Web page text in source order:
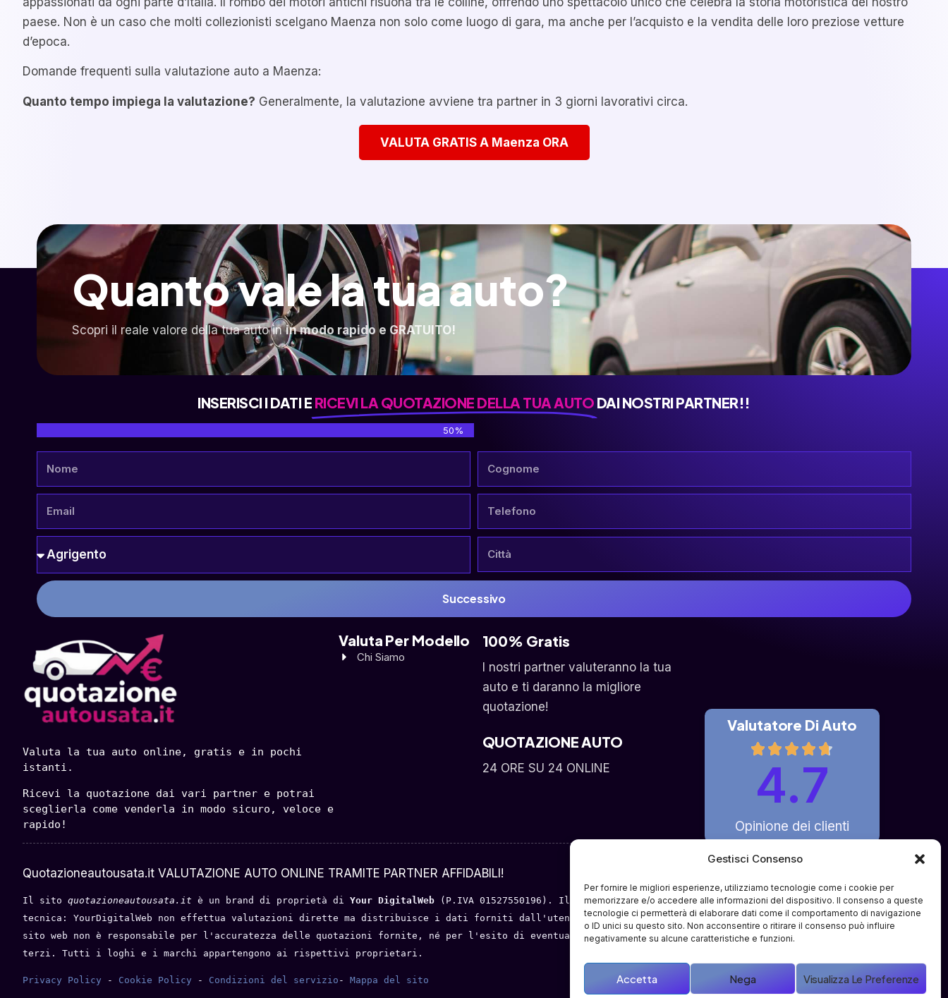
Gestisci Consenso
Per fornire le migliori esperienze, utilizziamo tecnologie come i cookie per
memorizzare e/o accedere alle informazioni del dispositivo. Il consenso a queste
tecnologie ci permetterà di elaborare dati come il comportamento di navigazione
o ID unici su questo sito. Non acconsentire o ritirare il consenso può influire
negativamente su alcune caratteristiche e funzioni.
Accetta Nega Visualizza Le Preferenze
paese. Non è un caso che molti collezionisti scelgano Maenza non solo come luogo di gara, ma anche per l’acquisto e la vendita delle loro preziose vetture
d’epoca.
Domande frequenti sulla valutazione auto a Maenza:
Quanto tempo impiega la valutazione? Generalmente, la valutazione avviene tra partner in 3 giorni lavorativi circa.
VALUTA GRATIS A Maenza ORA
Quanto vale la tua auto?
Scopri il reale valore della tua auto inin modo rapido e GRATUITO!
INSERISCI I DATI E RICEVI LA QUOTAZIONE DELLA TUA AUTO DAI NOSTRI PARTNER!!
50%
Successivo
Valuta la tua auto online, gratis e in pochi
istanti.
Ricevi la quotazione dai vari partner e potrai
sceglierla come venderla in modo sicuro, veloce e
rapido!
Valuta Per Modello
Chi Siamo
100% Gratis
I nostri partner valuteranno la tua
auto e ti daranno la migliore
quotazione!
QUOTAZIONE AUTO
24 ORE SU 24 ONLINE
Valutatore Di Auto
Opinione dei clienti
4.7
Quotazioneautousata.it VALUTAZIONE AUTO ONLINE TRAMITE PARTNER AFFIDABILI!
Il sito quotazioneautousata.it è un brand di proprietà di Your DigitalWeb
(P.IVA 01527550196). Il servizio offerto è di pura intermediazione
tecnica: YourDigitalWeb non effettua valutazioni dirette ma distribuisce i dati forniti dall'utente a portali e partner terzi specializzati. Il
sito web non è responsabile per l'accuratezza delle quotazioni fornite, né per l'esito di eventuali trattative o compravendite tra l'utente e i
terzi. Tutti i loghi e i marchi appartengono ai rispettivi proprietari.
Privacy Policy - Cookie Policy - Condizioni del servizio - Mappa del sito